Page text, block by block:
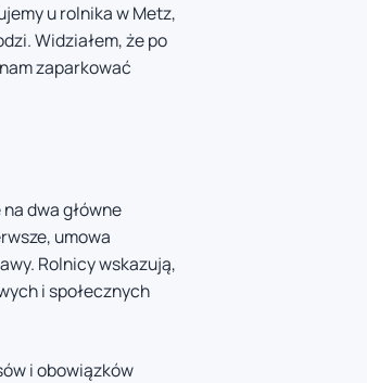
u rolnika w Metz,
Widziałem, że po
zaparkować
dwa główne
umowa
Rolnicy wskazują,
i społecznych
i obowiązków